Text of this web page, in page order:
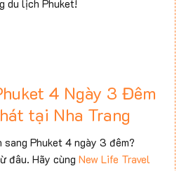
du lịch Phuket!
4 Ngày 3 Đêm
tại Nha Trang
Phuket 4 ngày 3 đêm?
đâu. Hãy cùng New Life Travel